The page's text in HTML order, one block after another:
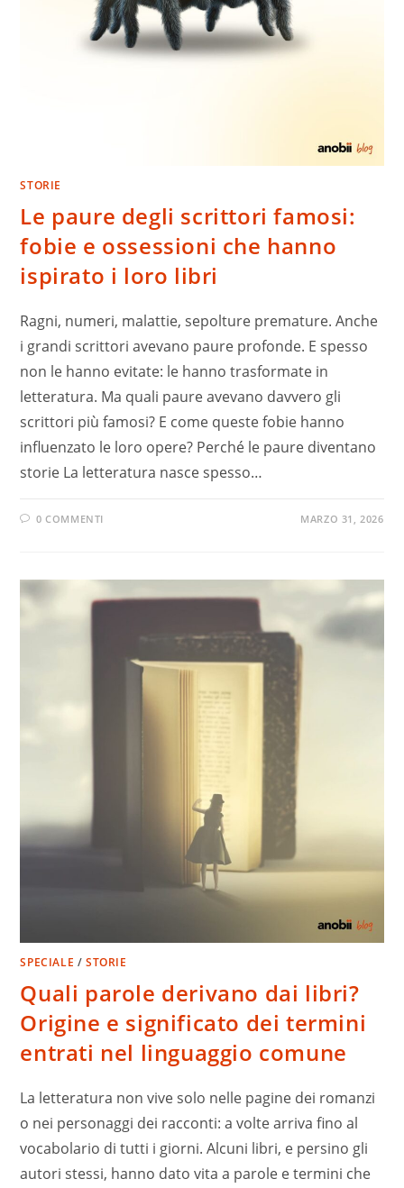
STORIE
Le paure degli scrittori famosi:
fobie e ossessioni che hanno
ispirato i loro libri
Ragni, numeri, malattie, sepolture premature. Anche
i grandi scrittori avevano paure profonde. E spesso
non le hanno evitate: le hanno trasformate in
letteratura. Ma quali paure avevano davvero gli
scrittori più famosi? E come queste fobie hanno
influenzato le loro opere? Perché le paure diventano
storie La letteratura nasce spesso…
0 COMMENTI MARZO 31, 2026
SPECIALE /STORIE
Quali parole derivano dai libri?
Origine e significato dei termini
entrati nel linguaggio comune
La letteratura non vive solo nelle pagine dei romanzi
o nei personaggi dei racconti: a volte arriva fino al
vocabolario di tutti i giorni. Alcuni libri, e persino gli
autori stessi, hanno dato vita a parole e termini che